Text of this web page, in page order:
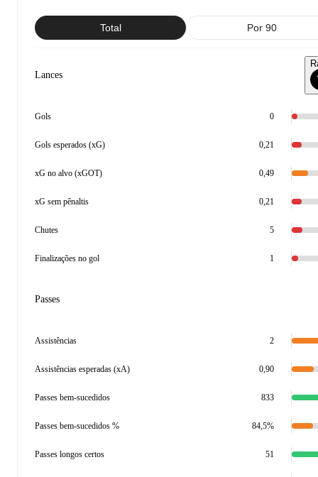
Total Por 90
Lances
Gols 0
Gols esperados (xG) 0,21
xG no alvo (xGOT) 0,49
xG sem pênaltis 0,21
Chutes 5
Finalizações no gol 1
Passes
Assistências 2
Assistências esperadas (xA) 0,90
Passes bem-sucedidos 833
Passes bem-sucedidos % 84,5%
Passes longos certos 51